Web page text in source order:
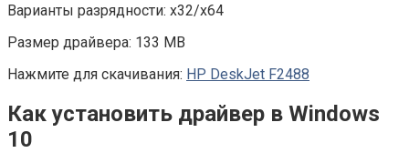
Варианты разрядности: x32/x64
Размер драйвера: 133 MB
Нажмите для скачивания: HP DeskJet F2488
Как установить драйвер в Windows
10